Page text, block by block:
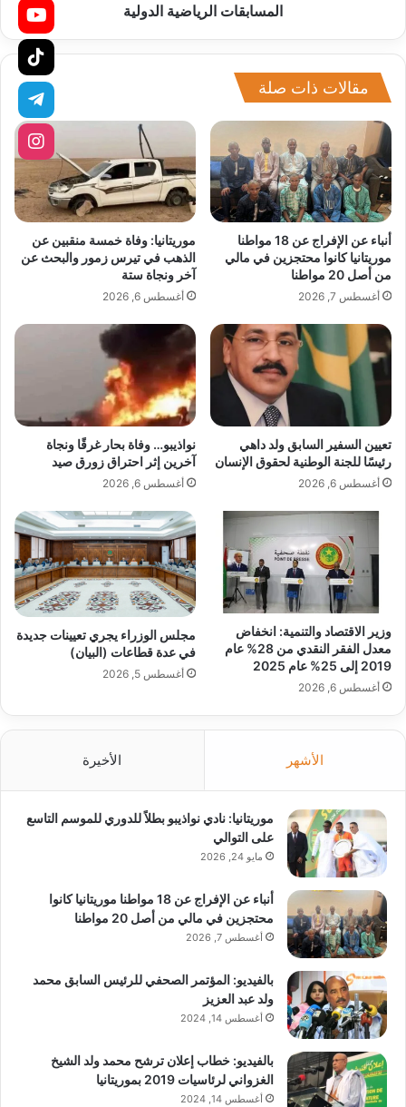
المسابقات الرياضية الدولية
مقالات ذات صلة
أنباء عن الإفراج عن 18 مواطنا
موريتانيا كانوا محتجزين في مالي
من أصل 20 مواطنا
أغسطس 7, 2026
موريتانيا: وفاة خمسة منقبين عن
الذهب في تيرس زمور والبحث عن
آخر ونجاة ستة
أغسطس 6, 2026
تعيين السفير السابق ولد داهي
رئيسًا للجنة الوطنية لحقوق الإنسان
أغسطس 6, 2026
نواذيبو… وفاة بحار غرقًا ونجاة
آخرين إثر احتراق زورق صيد
أغسطس 6, 2026
وزير الاقتصاد والتنمية: انخفاض
معدل الفقر النقدي من 28% عام
2019 إلى 25% عام 2025
أغسطس 6, 2026
مجلس الوزراء يجري تعيينات جديدة
في عدة قطاعات (البيان)
أغسطس 5, 2026
الأشهر الأخيرة
موريتانيا: نادي نواذيبو بطلاً للدوري للموسم التاسع
على التوالي
مايو 24, 2026
أنباء عن الإفراج عن 18 مواطنا موريتانيا كانوا
محتجزين في مالي من أصل 20 مواطنا
أغسطس 7, 2026
بالفيديو: المؤتمر الصحفي للرئيس السابق محمد
ولد عبد العزيز
أغسطس 14, 2024
بالفيديو: خطاب إعلان ترشح محمد ولد الشيخ
الغزواني لرئاسيات 2019 بموريتانيا
أغسطس 14, 2024